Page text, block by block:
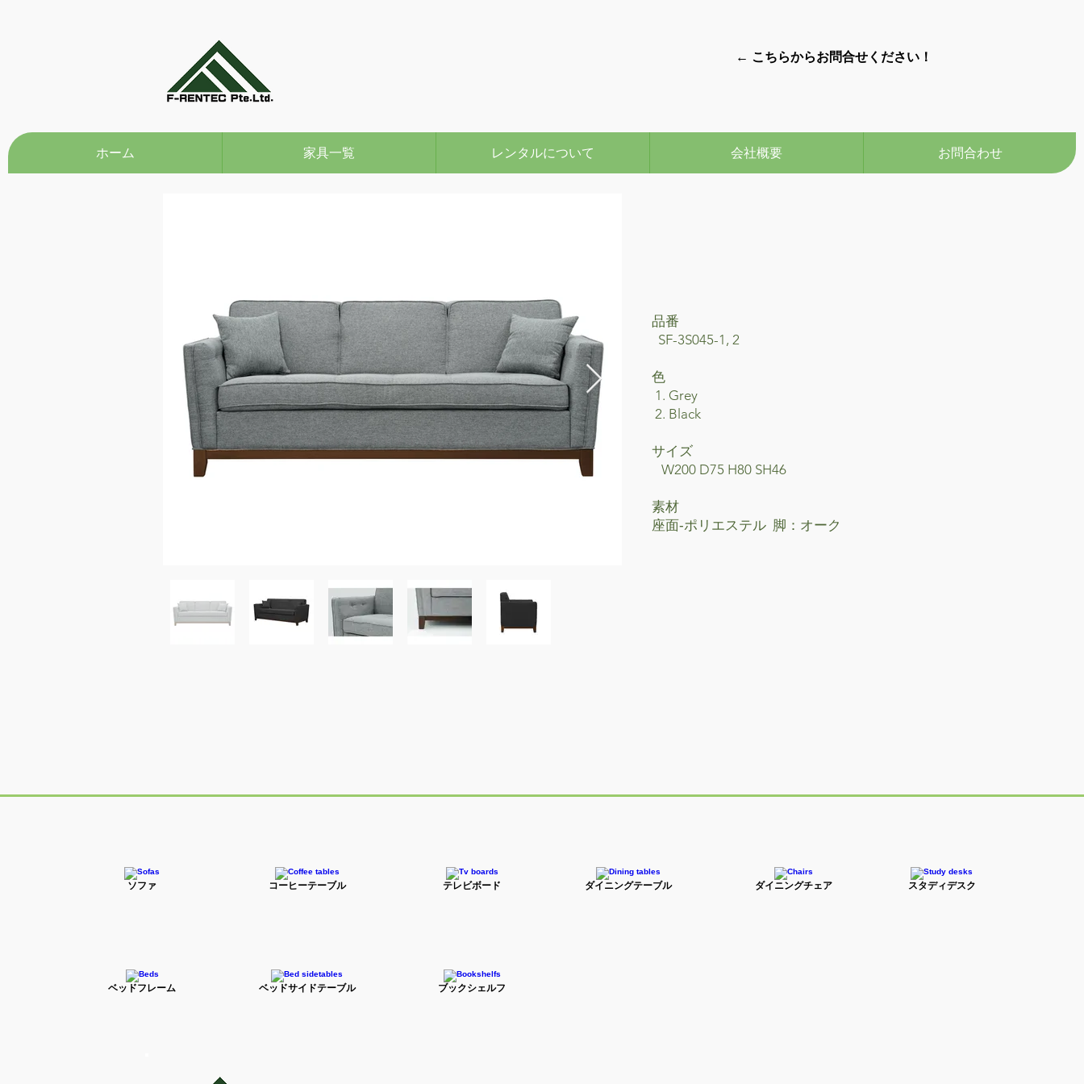
← こちらからお問合せください！
ホーム 家具一覧 レンタルについて 会社概要 お問合わせ
品番
SF-3S045-1, 2
色
1. Grey
2. Black
サイズ
W200 D75 H80 SH46
素材
座面‐ポリエステル 脚：オーク
ソファ コーヒーテーブル テレビボード ダイニングテーブル ダイニングチェア スタディデスク
ベッドフレーム ベッドサイドテーブル ブックシェルフ